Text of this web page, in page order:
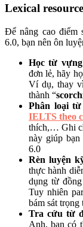
Lexical
Để nâng cao điểm
6.0, bạn nên ôn
Học từ vựng
đơn lẻ, hãy
Ví dụ, thay
thành “
Phân loại
IELTS theo
thích,… Ghi
này giúp bạn
6.0
Rèn luyện
thực hành
dụng từ
Tuy nhiên
bám sát trọng
Tra cứu từ
Anh, bạn có